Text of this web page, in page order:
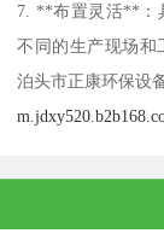
7. **布置灵活**：
不同的生产现场和
泊头市正康环保设